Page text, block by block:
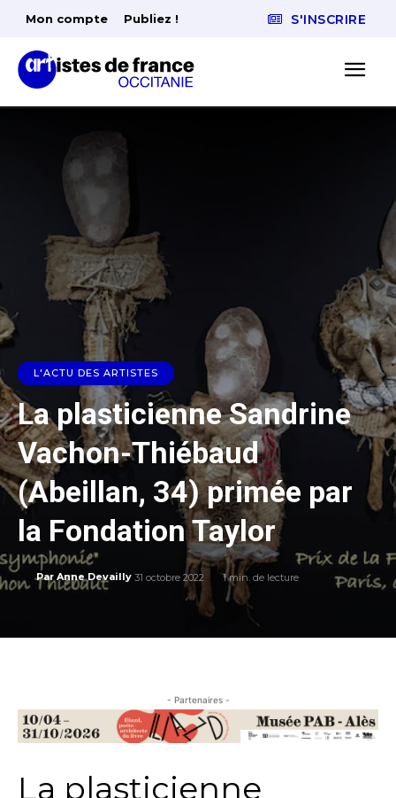
Mon compte Publiez ! S'INSCRIRE
L'ACTU DES ARTISTES
La plasticienne Sandrine
Vachon-Thiébaud
(Abeillan, 34) primée par
la Fondation Taylor
Par Anne Devailly 31 octobre 2022 1min. de lecture
- Partenaires -
La plasticienne